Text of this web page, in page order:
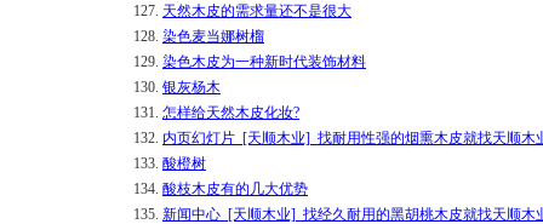
127. 天然木皮的需求量还不是很大
128. 染色麦当娜树榴
129. 染色木皮为一种新时代装饰材料
130. 银灰杨木
131. 怎样给天然木皮化妆?
132. 内页幻灯片_[天顺木业]_找耐用性强的烟熏木皮就找天顺木
133. 酸橙树
134. 酸枝木皮有的几大优势
135. 新闻中心_[天顺木业]_找经久耐用的黑胡桃木皮就找天顺木